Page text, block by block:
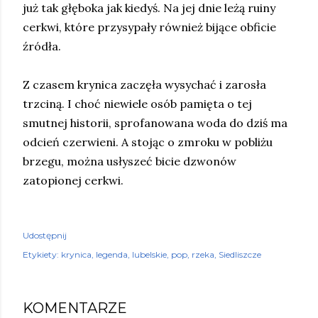
już tak głęboka jak kiedyś. Na jej dnie leżą ruiny
cerkwi, które przysypały również bijące obficie
źródła.
Z czasem krynica zaczęła wysychać i zarosła
trzciną. I choć niewiele osób pamięta o tej
smutnej historii, sprofanowana woda do dziś ma
odcień czerwieni. A stojąc o zmroku w pobliżu
brzegu, można usłyszeć bicie dzwonów
zatopionej cerkwi.
Udostępnij
Etykiety: krynica legenda lubelskie pop rzeka Siedliszcze
KOMENTARZE